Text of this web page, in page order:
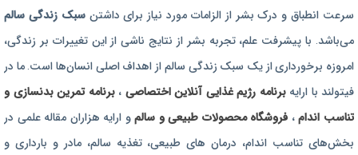
برنامه تمرین بدنسازی
برنامه تمرینی
محصولات طبیعی و سالم
سرعت انطباق و درک بشر از الزامات مورد نیاز برای داشتنسبک زندگی سالم
می‌باشد. با پیشرفت علم، تجربه بشر از نتایج ناشی از این تغییرات بر زندگی،
امروزه برخورداری از یک سبک زندگی سالم از اهداف اصلی انسان‌ها است. ما در
فیتولند با ارایهبرنامه رژیم غذایی آنلاین اختصاصی ،برنامه تمرین بدنسازی و
تناسب اندام، فروشگاه محصولات طبیعی و سالمو ارایه هزاران مقاله علمی در
بخش‌های تناسب اندام، درمان های طبیعی، تغذیه سالم، مادر و بارداری و